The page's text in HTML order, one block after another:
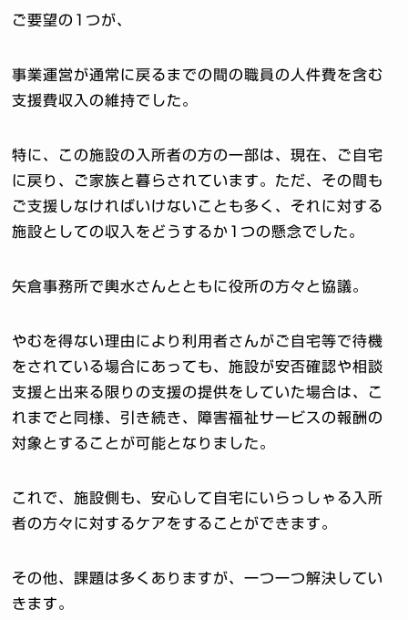
ご要望の1つが、
事業運営が通常に戻るまでの間の職員の人件費を含む
支援費収入の維持でした。
特に、この施設の入所者の方の一部は、現在、ご自宅
に戻り、ご家族と暮らされています。ただ、その間も
ご支援しなければいけないことも多く、それに対する
施設としての収入をどうするか1つの懸念でした。
矢倉事務所で輿水さんとともに役所の方々と協議。
やむを得ない理由により利用者さんがご自宅等で待機
をされている場合にあっても、施設が安否確認や相談
支援と出来る限りの支援の提供をしていた場合は、こ
れまでと同様、引き続き、障害福祉サービスの報酬の
対象とすることが可能となりました。
これで、施設側も、安心して自宅にいらっしゃる入所
者の方々に対するケアをすることができます。
その他、課題は多くありますが、一つ一つ解決してい
きます。